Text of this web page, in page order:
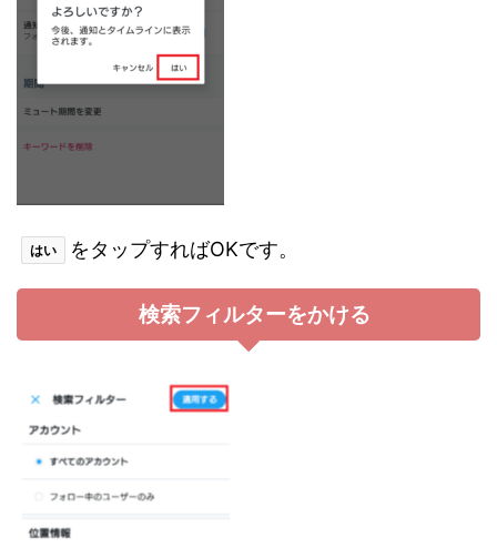
はい をタップすればOKです。
検索フィルターをかける